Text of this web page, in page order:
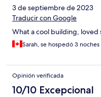
3 de septiembre de 2023
Traducir con Google
What a cool building, loved
Sarah, se hospedó 3 noches
Opinión verificada
10/10 Excepcional